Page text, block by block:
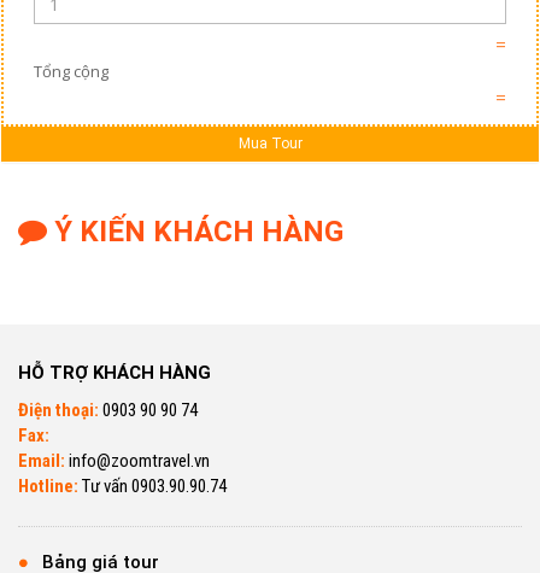
=
Tổng cộng
=
Mua Tour
Ý KIẾN KHÁCH HÀNG
HỖ TRỢ KHÁCH HÀNG
Điện thoại: 0903 90 90 74
Fax:
Email: info@zoomtravel.vn
Hotline: Tư vấn 0903.90.90.74
Bảng giá tour